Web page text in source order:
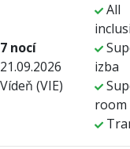
7 nocí
21.09.2026
Vídeň (VIE)
All
izba
room